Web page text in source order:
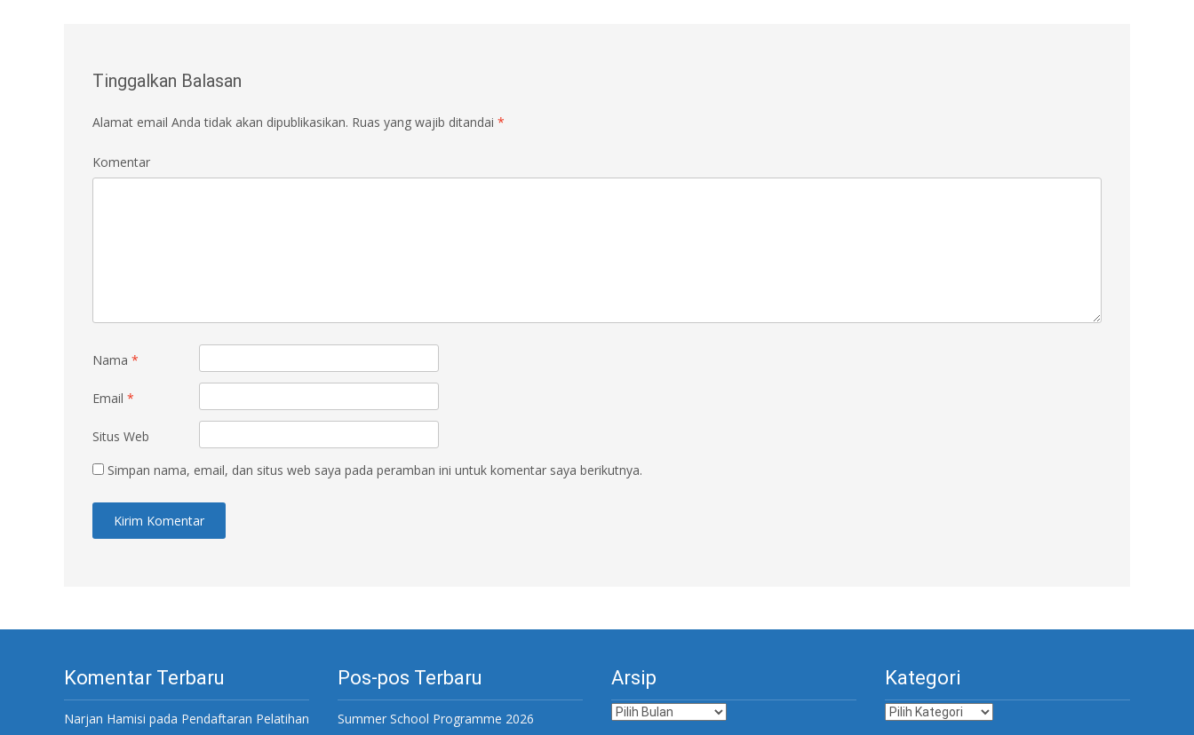
Tinggalkan Balasan
Alamat email Anda tidak akan dipublikasikan. Ruas yang wajib ditandai *
Komentar
Nama *
Email *
Situs Web
Simpan nama, email, dan situs web saya pada peramban ini untuk komentar saya berikutnya.
Komentar Terbaru
Narjan Hamisi pada Pendaftaran Pelatihan
Pos-pos Terbaru
Summer School Programme 2026
Arsip
Arsip
Kategori
Kategori